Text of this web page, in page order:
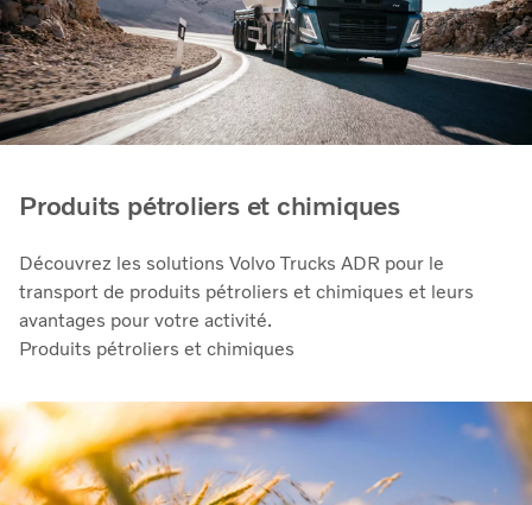
Produits pétroliers et chimiques
Découvrez les solutions Volvo Trucks ADR pour le
transport de produits pétroliers et chimiques et leurs
avantages pour votre activité.
Produits pétroliers et chimiques